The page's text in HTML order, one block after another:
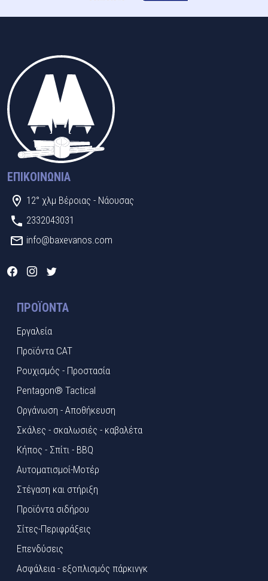
ΕΠΙΚΟΙΝΩΝΊΑ
12° χλμ Βέροιας - Νάουσας
2332043031
info@baxevanos.com
ΠΡΟΪΌΝΤΑ
Εργαλεία
Προϊόντα CAT
Ρουχισμός - Προστασία
Pentagon® Tactical
Οργάνωση - Αποθήκευση
Σκάλες - σκαλωσιές - καβαλέτα
Κήπος - Σπίτι - BBQ
Αυτοματισμοί-Μοτέρ
Στέγαση και στήριξη
Προϊόντα σιδήρου
Σίτες-Περιφράξεις
Επενδύσεις
Ασφάλεια - εξοπλισμός πάρκινγκ